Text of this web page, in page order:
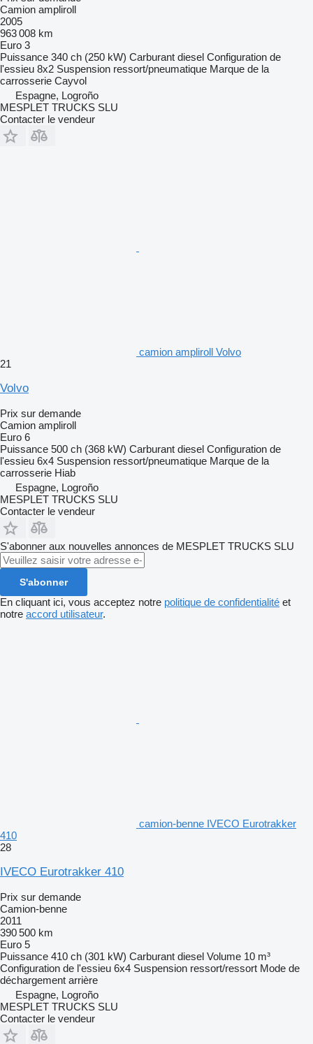
Camion ampliroll
2005
963 008 km
Euro 3
Puissance 340 ch (250 kW) Carburant diesel Configuration de
l'essieu 8x2 Suspension ressort/pneumatique Marque de la
carrosserie Cayvol
Espagne, Logroño
MESPLET TRUCKS SLU
Contacter le vendeur
camion ampliroll Volvo
21
Volvo
Prix sur demande
Camion ampliroll
Euro 6
Puissance 500 ch (368 kW) Carburant diesel Configuration de
l'essieu 6x4 Suspension ressort/pneumatique Marque de la
carrosserie Hiab
Espagne, Logroño
MESPLET TRUCKS SLU
Contacter le vendeur
S'abonner aux nouvelles annonces de MESPLET TRUCKS SLU
S'abonner
En cliquant ici, vous acceptez notre politique de confidentialité et
notre accord utilisateur.
camion-benne IVECO Eurotrakker
410
28
IVECO Eurotrakker 410
Prix sur demande
Camion-benne
2011
390 500 km
Euro 5
Puissance 410 ch (301 kW) Carburant diesel Volume 10 m³
Configuration de l'essieu 6x4 Suspension ressort/ressort Mode de
déchargement arrière
Espagne, Logroño
MESPLET TRUCKS SLU
Contacter le vendeur